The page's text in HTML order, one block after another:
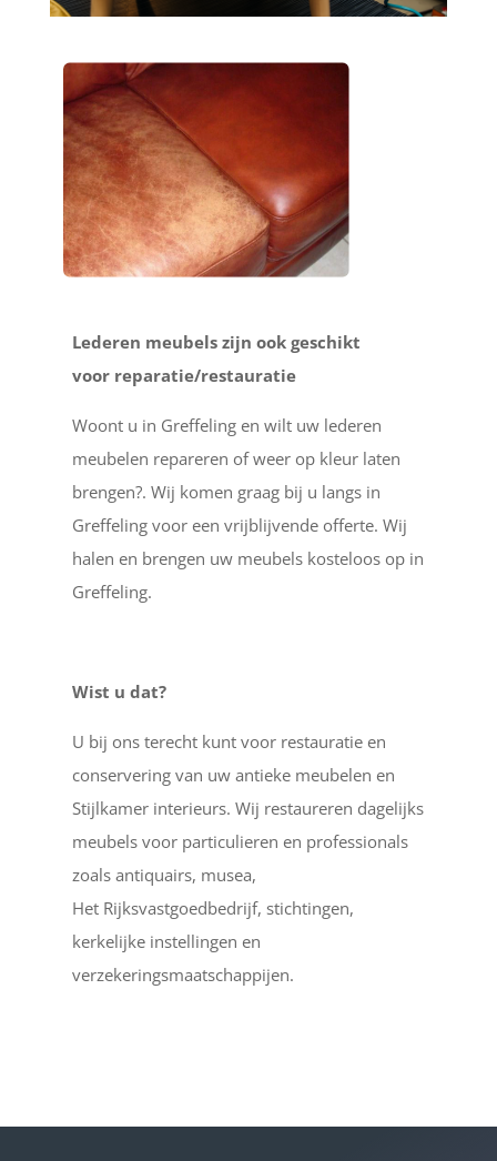
Lederen meubels zijn ook geschikt
voor reparatie/restauratie
Woont u in Greffeling en wilt uw lederen
meubelen repareren of weer op kleur laten
brengen?. Wij komen graag bij u langs in
Greffeling voor een vrijblijvende offerte. Wij
halen en brengen uw meubels kosteloos op in
Greffeling.
Wist u dat?
U bij ons terecht kunt voor restauratie en
conservering van uw antieke meubelen en
Stijlkamer interieurs. Wij restaureren dagelijks
meubels voor particulieren en professionals
zoals antiquairs, musea,
Het Rijksvastgoedbedrijf, stichtingen,
kerkelijke instellingen en
verzekeringsmaatschappijen.